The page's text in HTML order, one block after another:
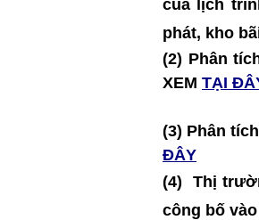
của lịch
phát, kho
(2) Phân
XEM TẠI
(3) Phân
ĐÂY
(4)Thị
công bố